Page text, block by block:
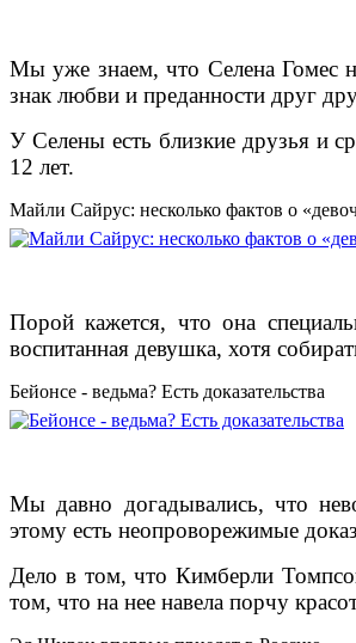
Мы уже знаем, что Селена Гомес
знак любви и преданности друг
У Селены есть близкие друзья и
12 лет.
Майли Сайрус: несколько фактов о
Порой кажется, что она
воспитанная девушка, хотя
Бейонсе - ведьма? Есть доказательства
Мы давно догадывались, что
этому есть неопроворежимые
Дело в том, что Кимберли
том, что на нее навела порчу